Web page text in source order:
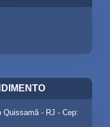
Quissamã - RJ - Cep: